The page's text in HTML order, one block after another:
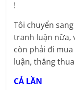
!
Tôi chuyển
tranh luận nữa,
còn phải đi
luận, thắng
CẢ LẦN